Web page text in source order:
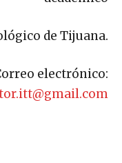
de Tijuana.
electrónico: